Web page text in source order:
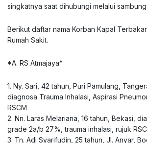
singkatnya saat dihubungi melalui
Berikut daftar nama Korban Kapal
Rumah Sakit.
*A. RS Atmajaya*
1. Ny. Sari, 42 tahun, Puri Pamulang,
diagnosa Trauma Inhalasi, Aspirasi
RSCM
2. Nn. Laras Melariana, 16 tahun, Bekasi,
grade 2a/b 27%, trauma inhalasi, rujuk
3. Tn. Adi Syarifudin, 25 tahun, Jl. Anyar,